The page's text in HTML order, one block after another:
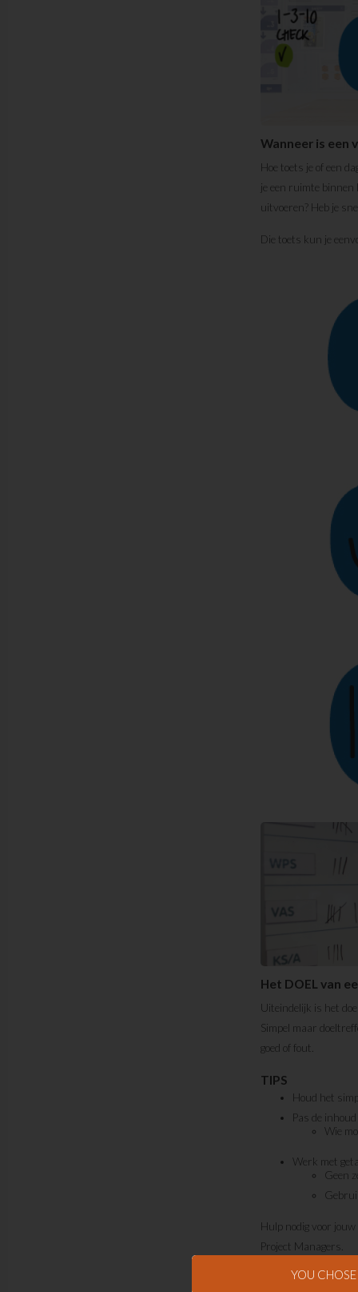
Wanneer is een
Hoe toets je of een
je een ruimte binnen
uitvoeren? Heb je
Die toets kun je
Het DOEL van
Uiteindelijk is het
Simpel maar
goed of fout.
TIPS
Houd het
Pas de
Wie
Werk met
Geen
Hulp nodig voor
Project Managers.
+31 (0)24 82 00
YOU CHOSE